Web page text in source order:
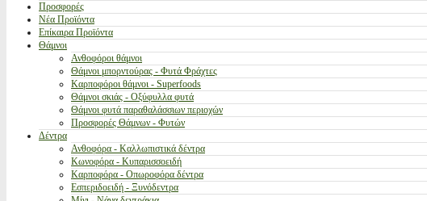
Προσφορές
Νέα Προϊόντα
Επίκαιρα Προϊόντα
Θάμνοι
Ανθοφόροι θάμνοι
Θάμνοι μπορντούρας - Φυτά Φράχτες
Καρποφόροι θάμνοι - Superfoods
Θάμνοι σκιάς - Οξύφυλλα φυτά
Θάμνοι φυτά παραθαλάσσιων περιοχών
Προσφορές Θάμνων - Φυτών
Δέντρα
Ανθοφόρα - Καλλωπιστικά δέντρα
Κωνοφόρα - Κυπαρισσοειδή
Καρποφόρα - Οπωροφόρα δέντρα
Εσπεριδοειδή - Ξυνόδεντρα